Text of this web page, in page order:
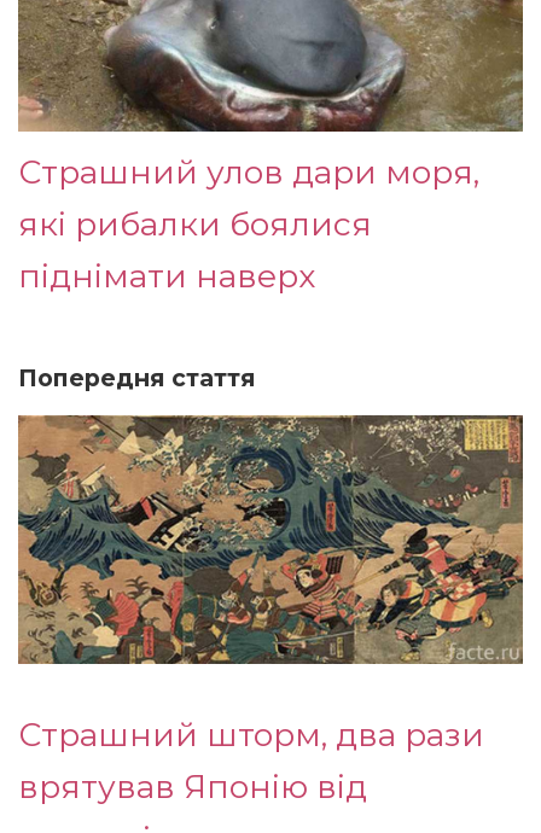
Страшний улов дари моря,
які рибалки боялися
піднімати наверх
Попередня стаття
Страшний шторм, два рази
врятував Японію від